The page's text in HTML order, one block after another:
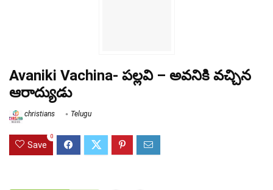
Avaniki Vachina- పల్లవి – అవనికి వచ్చిన
ఆరాద్యుడు
christians Telugu
Save
0